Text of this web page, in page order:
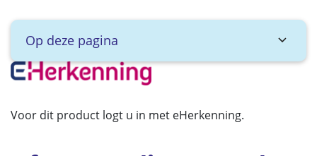
Op deze pagina
Voor dit product logt u in met eHerkenning.